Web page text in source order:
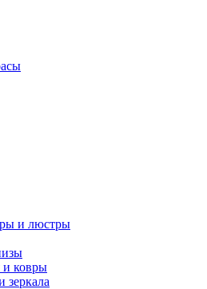
и люстры
и ковры
зеркала